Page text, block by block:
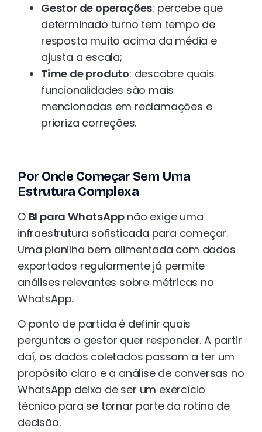
Gestor de operações: percebe que
determinado turno tem tempo de
resposta muito acima da média e
ajusta a escala;
Time de produto: descobre quais
funcionalidades são mais
mencionadas em reclamações e
prioriza correções.
Por Onde Começar Sem Uma
Estrutura Complexa
O BI para WhatsAppnão exige uma
infraestrutura sofisticada para começar.
Uma planilha bem alimentada com dados
exportados regularmente já permite
análises relevantes sobre métricas no
WhatsApp.
O ponto de partida é definir quais
perguntas o gestor quer responder. A partir
daí, os dados coletados passam a ter um
propósito claro e a análise de conversas no
WhatsApp deixa de ser um exercício
técnico para se tornar parte da rotina de
decisão.